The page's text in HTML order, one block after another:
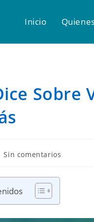
Inicio
Sobre
Sin comentarios